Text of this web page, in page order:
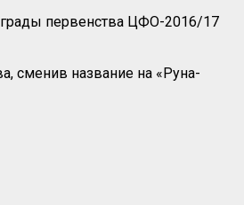
первенства ЦФО-2016/17
сменив название на «Руна-